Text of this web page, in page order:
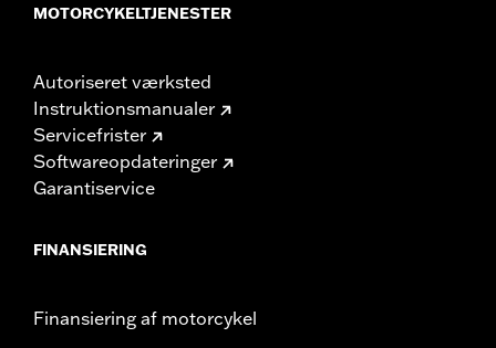
MOTORCYKELTJENESTER
Autoriseret værksted
Instruktionsmanualer
Servicefrister
Softwareopdateringer
Garantiservice
FINANSIERING
Finansiering af motorcykel